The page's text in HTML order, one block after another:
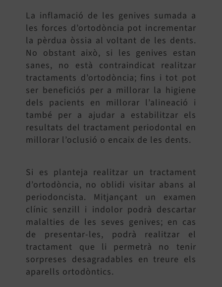
La inflamació de les genives sumada a
les forces d’ortodòncia pot incrementar
la pèrdua òssia al voltant de les dents.
No obstant això, si les genives estan
sanes, no està contraindicat realitzar
tractaments d’ortodòncia; fins i tot pot
ser beneficiós per a millorar la higiene
dels pacients en millorar l’alineació i
també per a ajudar a estabilitzar els
resultats del tractament periodontal en
millorar l’oclusió o encaix de les dents.
Si es planteja realitzar un tractament
d’ortodòncia, no oblidi visitar abans al
periodoncista. Mitjançant un examen
clínic senzill i indolor podrà descartar
malalties de les seves genives; en cas
de presentar-les, podrà realitzar el
tractament que li permetrà no tenir
sorpreses desagradables en treure els
aparells ortodòntics.